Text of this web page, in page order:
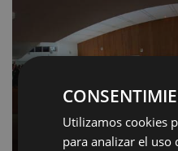
Utilizamos cookies
para analizar el uso